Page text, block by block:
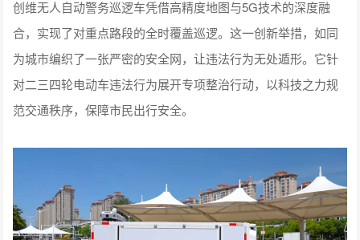
创维无人自动警务巡逻车凭借高精度地图与5G技术的深度融
合，实现了对重点路段的全时覆盖巡逻。这一创新举措，如同
为城市编织了一张严密的安全网，让违法行为无处遁形。它针
对二三四轮电动车违法行为展开专项整治行动，以科技之力规
范交通秩序，保障市民出行安全。